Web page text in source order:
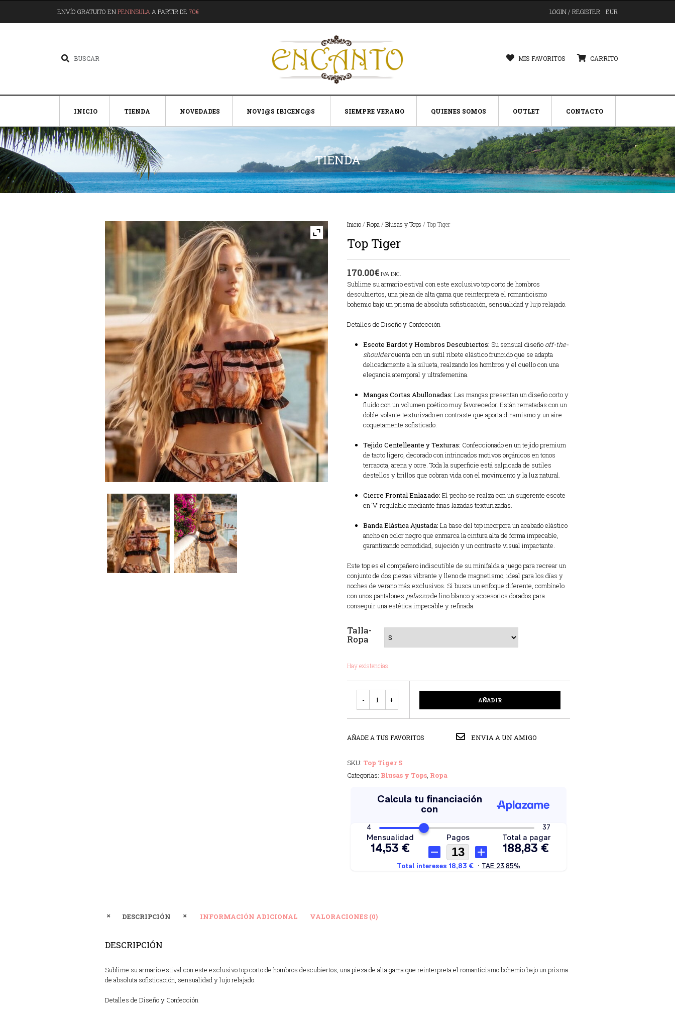
ENVÍO GRATUITO ENPENINSULA A PARTIR DE 70€ LOGIN / REGISTER EUR
MIS FAVORITOS CARRITO
INICIO TIENDA NOVEDADES NOVI@S IBICENC@S SIEMPRE VERANO QUIENES SOMOS OUTLET CONTACTO
TIENDA
Inicio/ Ropa / Blusas y Tops / Top Tiger
Top Tiger
170.00€ IVA INC.
Sublime su armario estival con este exclusivo top corto de hombros
descubiertos, una pieza de alta gama que reinterpreta el romanticismo
bohemio bajo un prisma de absoluta sofisticación, sensualidad y lujo relajado.
Detalles de Diseño y Confección
Escote Bardot y Hombros Descubiertos: Su sensual diseño off-the-
shouldercuenta con un sutil ribete elástico fruncido que se adapta
delicadamente a la silueta, realzando los hombros y el cuello con una
elegancia atemporal y ultrafemenina.
Mangas Cortas Abullonadas: Las mangas presentan un diseño corto y
fluido con un volumen poético muy favorecedor. Están rematadas con un
doble volante texturizado en contraste que aporta dinamismo y un aire
coquetamente sofisticado.
Tejido Centelleante y Texturas: Confeccionado en un tejido premium
de tacto ligero, decorado con intrincados motivos orgánicos en tonos
terracota, arena y ocre. Toda la superficie está salpicada de sutiles
destellos y brillos que cobran vida con el movimiento y la luz natural.
Cierre Frontal Enlazado: El pecho se realza con un sugerente escote
en ‘V’ regulable mediante finas lazadas texturizadas.
Banda Elástica Ajustada: La base del top incorpora un acabado elástico
ancho en color negro que enmarca la cintura alta de forma impecable,
garantizando comodidad, sujeción y un contraste visual impactante.
Este top es el compañero indiscutible de su minifalda a juego para recrear un
conjunto de dos piezas vibrante y lleno de magnetismo, ideal para los días y
noches de verano más exclusivos. Si busca un enfoque diferente, combínelo
con unos pantalones palazzode lino blanco y accesorios dorados para
conseguir una estética impecable y refinada.
Talla-
Ropa
Hay existencias
AÑADIR
AÑADE A TUS FAVORITOS ENVIA A UN AMIGO
SKU: Top Tiger S
Categorías: Blusas y Tops, Ropa
DESCRIPCIÓN INFORMACIÓN ADICIONAL VALORACIONES (0)
DESCRIPCIÓN
Sublime su armario estival con este exclusivo top corto de hombros descubiertos, una pieza de alta gama que reinterpreta el romanticismo bohemio bajo un prisma
de absoluta sofisticación, sensualidad y lujo relajado.
Detalles de Diseño y Confección